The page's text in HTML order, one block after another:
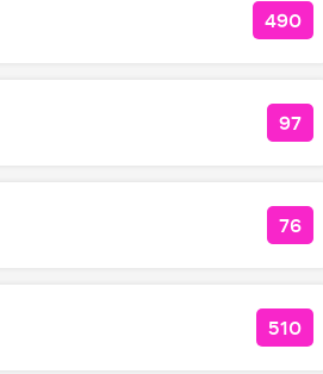
490
97
76
510